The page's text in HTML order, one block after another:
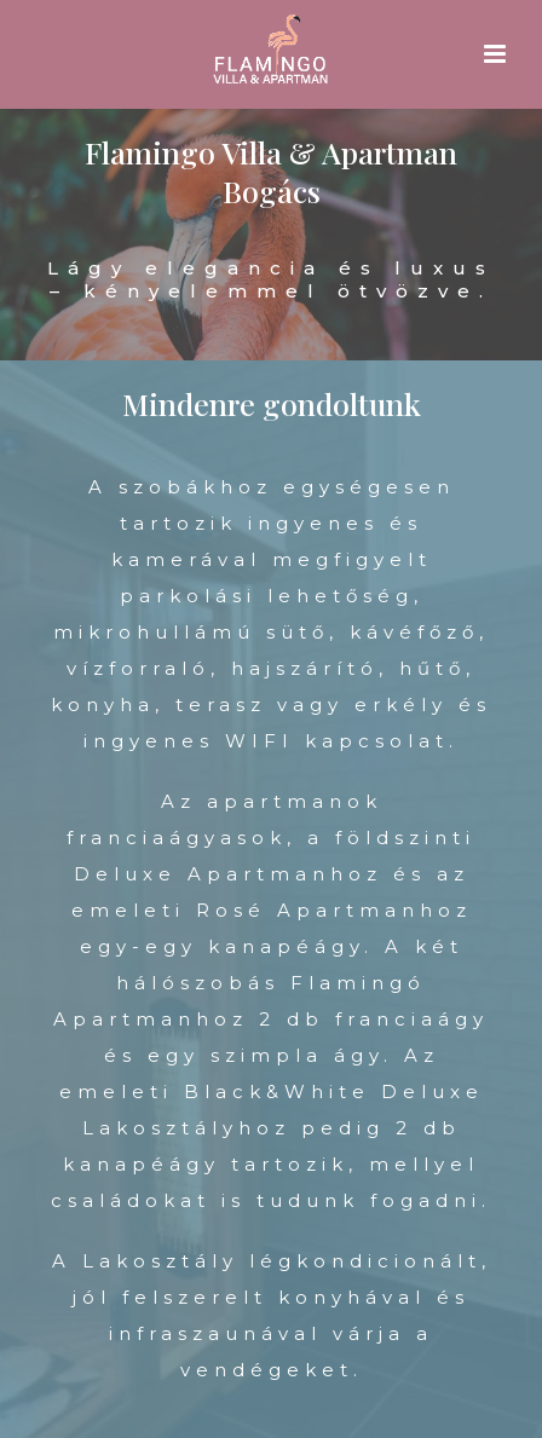
Flamingo Villa & Apartman
Bogács
Lágy elegancia és luxus
– kényelemmel ötvözve.
Mindenre gondoltunk
A szobákhoz egységesen
tartozik ingyenes és
kamerával megfigyelt
parkolási lehetőség,
mikrohullámú sütő, kávéfőző,
vízforraló, hajszárító, hűtő,
konyha, terasz vagy erkély és
ingyenes WIFI kapcsolat.
Az apartmanok
franciaágyasok, a földszinti
Deluxe Apartmanhoz és az
emeleti Rosé Apartmanhoz
egy-egy kanapéágy. A két
hálószobás Flamingó
Apartmanhoz 2 db franciaágy
és egy szimpla ágy. Az
emeleti Black&White Deluxe
Lakosztályhoz pedig 2 db
kanapéágy tartozik, mellyel
családokat is tudunk fogadni.
A Lakosztály légkondicionált,
jól felszerelt konyhával és
infraszaunával várja a
vendégeket.